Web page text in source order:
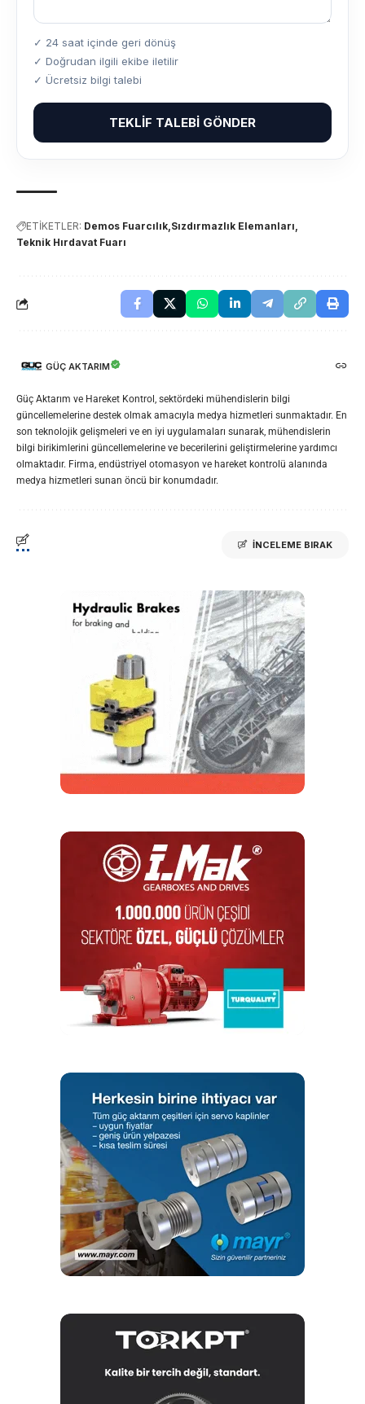
✓ 24 saat içinde geri dönüş
✓ Doğrudan ilgili ekibe iletilir
✓ Ücretsiz bilgi talebi
TEKLIF TALEBI GÖNDER
ETİKETLER: Demos Fuarcılık Sızdırmazlık Elemanları
Teknik Hırdavat Fuarı
GÜÇ AKTARIM
Güç Aktarım ve Hareket Kontrol, sektördeki mühendislerin bilgi
güncellemelerine destek olmak amacıyla medya hizmetleri sunmaktadır. En
son teknolojik gelişmeleri ve en iyi uygulamaları sunarak, mühendislerin
bilgi birikimlerini güncellemelerine ve becerilerini geliştirmelerine yardımcı
olmaktadır. Firma, endüstriyel otomasyon ve hareket kontrolü alanında
medya hizmetleri sunan öncü bir konumdadır.
İNCELEME BIRAK